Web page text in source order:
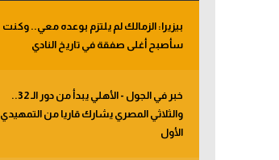
بيزيرا: الزمالك لم يلتزم بوعده معي.. وكنت
سأصبح أغلى صفقة في تاريخ النادي
خبر في الجول - الأهلي يبدأ من دور الـ 32..
والثلاثي المصري يشارك قاريا من التمهيدي
الأول